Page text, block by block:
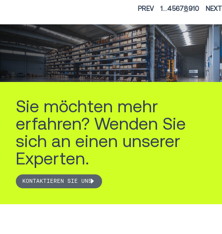
PREV 1...45678910 NEXT
Sie möchten mehr
erfahren? Wenden Sie
sich an einen unserer
Experten.
KONTAKTIEREN SIE UNS